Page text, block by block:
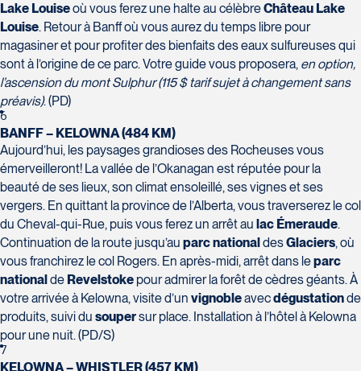
Lake Louiseoù vous ferez une halte au célèbreChâteau Lake
Louise. Retour à Banff où vous aurez du temps libre pour
magasiner et pour profiter des bienfaits des eaux sulfureuses qui
sont à l’origine de ce parc. Votre guide vous proposera, en option,
l’ascension du mont Sulphur (115 $ tarif sujet à changement sans
préavis). (PD)
6
BANFF – KELOWNA (484 KM)
Aujourd’hui, les paysages grandioses des Rocheuses vous
émerveilleront! La vallée de l’Okanagan est réputée pour la
beauté de ses lieux, son climat ensoleillé, ses vignes et ses
vergers. En quittant la province de l’Alberta, vous traverserez le col
du Cheval-qui-Rue, puis vous ferez un arrêt au lac Émeraude.
Continuation de la route jusqu’au parc national desGlaciers, où
vous franchirez le col Rogers. En après-midi, arrêt dans leparc
national de Revelstoke pour admirer la forêt de cèdres géants. À
votre arrivée à Kelowna, visite d’un vignobleavecdégustationde
produits, suivi du soupersur place. Installation à l’hôtel à Kelowna
pour une nuit. (PD/S)
7
KELOWNA – WHISTLER (457 KM)
Voyages CAA Brossard
8940 Boulevard Leduc - Bureau 20
Brossard
J4Y 0G4
Tél :450-465-0620 / 1-844-869-2439
Voyages Granby
157 rue Principale
Granby
J2G 2V5
Tél :450-372-3624 / 1-800-361-0447
Voyages Émotions
Pont-Rouge
G3H 2G2
Tél :418-873-4515
Voyages Laurier du Vallon - Siège
social
2700 Boulevard Laurier - Édifice
Champlain, bureau 5000
Québec